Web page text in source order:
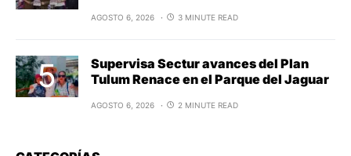
AGOSTO 6, 2026 3 MINUTE READ
Supervisa Sectur avances del Plan
Tulum Renace en el Parque del Jaguar
AGOSTO 6, 2026 2 MINUTE READ